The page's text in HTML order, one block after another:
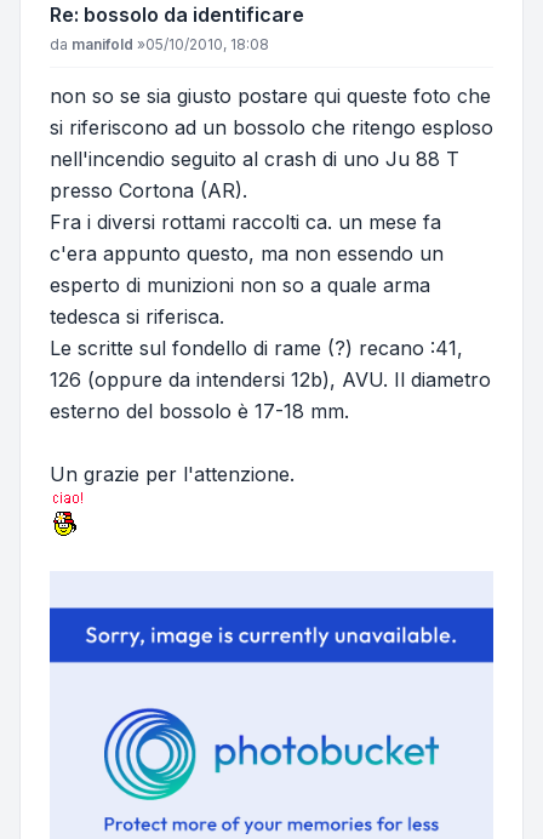
Re: bossolo da identificare
Messaggio
da manifold »05/10/2010, 18:08
non so se sia giusto postare qui queste foto che
si riferiscono ad un bossolo che ritengo esploso
nell'incendio seguito al crash di uno Ju 88 T
presso Cortona (AR).
Fra i diversi rottami raccolti ca. un mese fa
c'era appunto questo, ma non essendo un
esperto di munizioni non so a quale arma
tedesca si riferisca.
Le scritte sul fondello di rame (?) recano :41,
126 (oppure da intendersi 12b), AVU. Il diametro
esterno del bossolo è 17-18 mm.
Un grazie per l'attenzione.